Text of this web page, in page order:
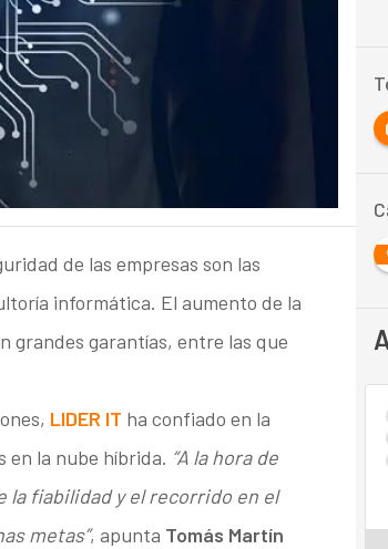
de las empresas son las
informática. El aumento de la
grandes garantías, entre las que
LIDER IT ha confiado en la
en la nube híbrida. “A la hora de
la fiabilidad y el recorrido en el
metas”, apunta Tomás Martín